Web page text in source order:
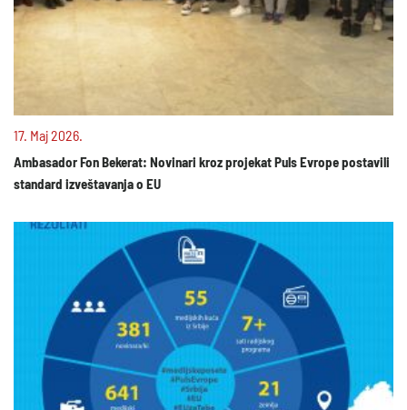
17. Maj 2026.
Ambasador Fon Bekerat: Novinari kroz projekat Puls Evrope postavili
standard izveštavanja o EU